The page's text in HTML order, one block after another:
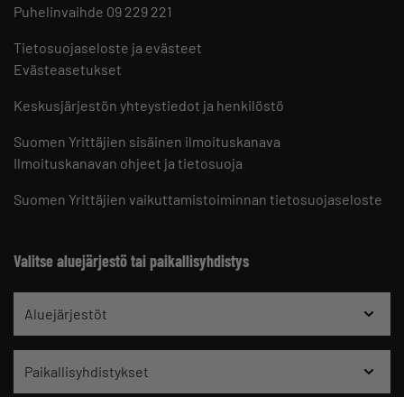
Puhelinvaihde 09 229 221
Tietosuojaseloste ja evästeet
Evästeasetukset
Keskusjärjestön yhteystiedot ja henkilöstö
Suomen Yrittäjien sisäinen ilmoituskanava
Ilmoituskanavan ohjeet ja tietosuoja
Suomen Yrittäjien vaikuttamistoiminnan tietosuojaseloste
Valitse aluejärjestö tai paikallisyhdistys
Aluejärjestöt
Paikallisyhdistykset